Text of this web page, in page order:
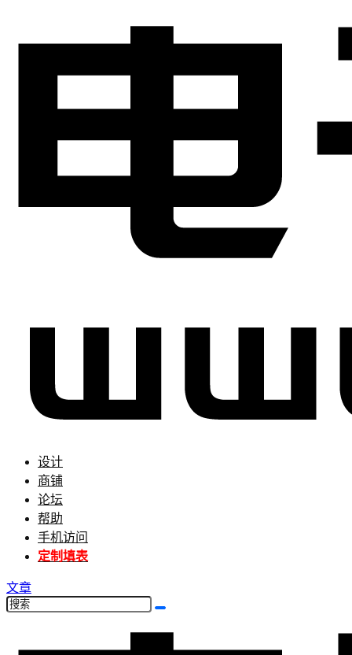
设计
商铺
论坛
帮助
手机访问
定制填表
文章